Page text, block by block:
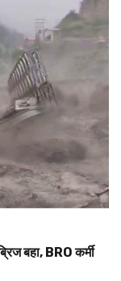
बहा, BRO कर्मी